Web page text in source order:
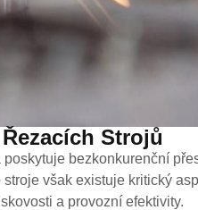
Strojů
bezkonkurenční
však existuje kritický
a provozní efektivity.